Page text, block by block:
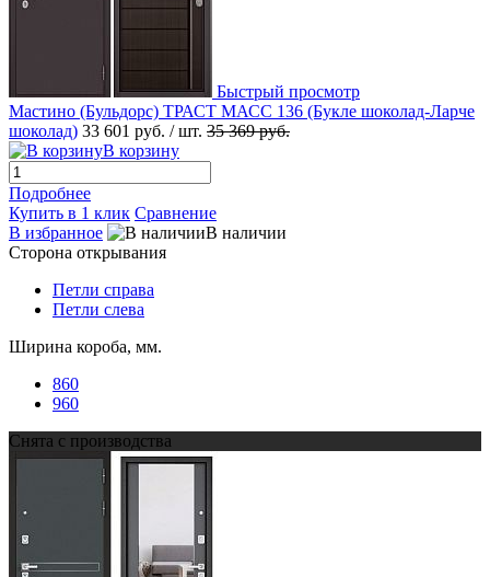
Быстрый просмотр
Мастино (Бульдорс) ТРАСТ МАСС 136 (Букле шоколад-Ларче
шоколад) 33 601 руб. / шт. 35 369 руб.
В корзину
Подробнее
Купить в 1 клик Сравнение
В избранное
В наличии
Сторона открывания
Петли справа
Петли слева
Ширина короба, мм.
860
960
Снята с производства